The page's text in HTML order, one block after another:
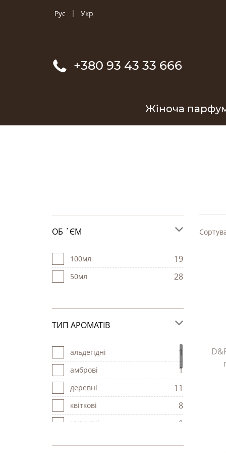
Рус Укр
+380 93 43 33 666
Жіноча
ОБ `ЄМ
100мл 19
50мл 28
ТИП АРОМАТІВ
альдегідні 1
амброві 1
деревні 11
квіткові 8
мускусні 1